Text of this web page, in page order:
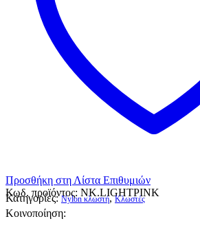
Προσθήκη στη Λίστα Επιθυμιών
Κωδ. προϊόντος: NK.LIGHTPINK
Κατηγορίες:Nylon κλωστή,Κλωστές
Κοινοποίηση: